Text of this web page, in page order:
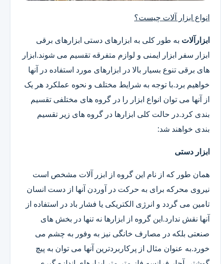
انواع ابزار آلات چیست؟
ابزارآلات به طور کلی به ابزارهای دستی ابزارهای برقی
ابزار سفر ابزار ایمنی و لوازم متفرقه تقسیم می شوند.ابزار
های برقی تنوع بسیار بالا در ابزارهای مورد استفاده در آنها
خواهیم برد.با توجه به شرایط مختلف و نحوه عملکرد هر یک
از آنها می توان انواع ابزار را در گروه های مختلفی تقسیم
بندی کرد.در حالت کلی ابزارها در گروه های زیر تقسیم
بندی خواهند شد:
ابزار دستی
همان طور که از نام این گروه از ابزر آلات مشخص است
نیروی محرکه برای به حرکت در آوردن آنها از دست انسان
تامین می گردد و انرژی الکتریکی یا فشار باد در استفاده از
آنها نقش ندارد.این گروه از ابزارها نه تنها در بخش های
صنعتی بلکه در مصارف خانگی نیز به وفور به چشم می
خورد.به عنوان مثال از پرکاربردترین آنها می توان به پیچ